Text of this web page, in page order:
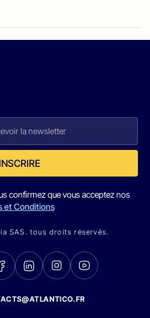
confirmez que vous acceptez nos
et Conditions
SAS. tous droits réservés.